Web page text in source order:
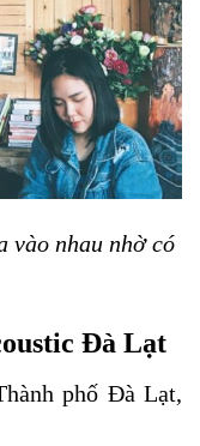
vào nhau nhờ có
Đà Lạt
phố Đà Lạt,